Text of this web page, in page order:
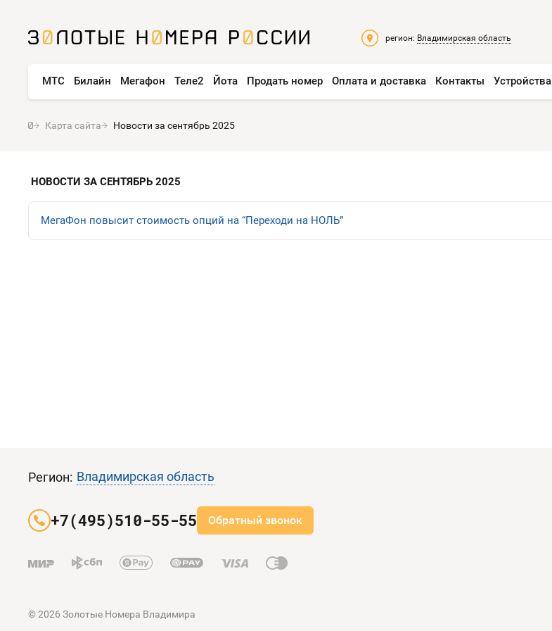
регион: Владимирская область
МТС Билайн Мегафон Теле2 Йота Продать номер Оплата и доставка Контакты Устройства
Карта сайта Новости за сентябрь 2025
НОВОСТИ ЗА СЕНТЯБРЬ 2025
МегаФон повысит стоимость опций на “Переходи на НОЛЬ”
Регион: Владимирская область
+7(495)510-55-55 Обратный звонок
© 2026 Золотые Номера Владимира